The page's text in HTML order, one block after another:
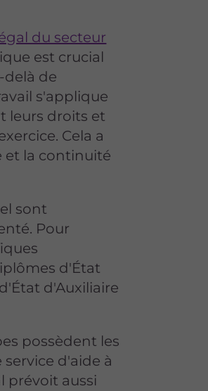
du secteur
est crucial
delà de
s'applique
leurs droits et
Cela a
et la continuité
sont
Pour
d'État
d'Auxiliaire
possèdent les
d'aide à
prévoit aussi